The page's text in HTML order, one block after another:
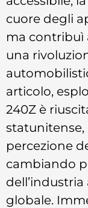
cuore degli
ma contribuì
una
articolo,
240Z è
statunitense,
percezione
cambiando
globale.